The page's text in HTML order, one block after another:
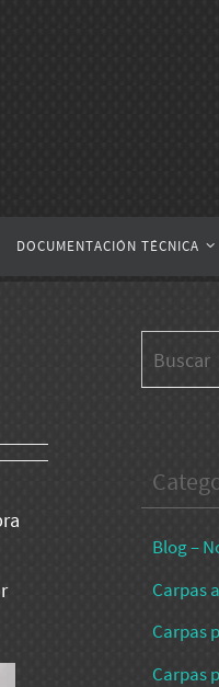
DOCUMENTACIÓN TÉCNICA
Blog –
Carpas
Carpas
Carpas